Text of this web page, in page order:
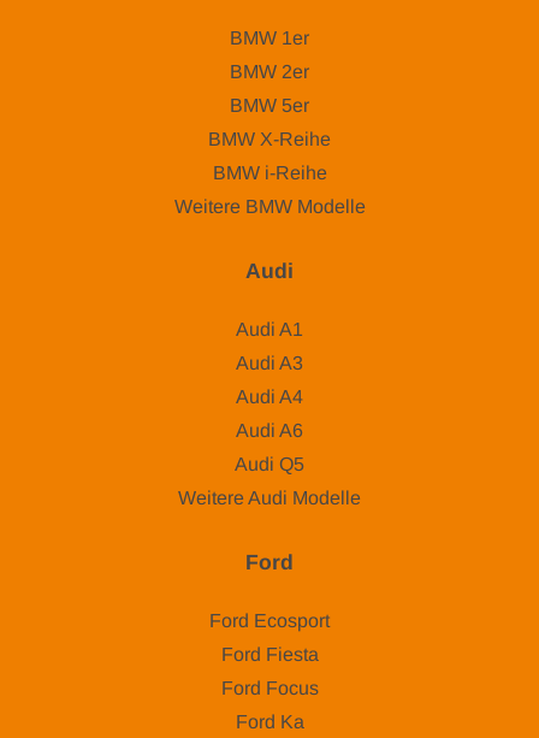
BMW 1er
BMW 2er
BMW 5er
BMW X-Reihe
BMW i-Reihe
Weitere BMW Modelle
Audi
Audi A1
Audi A3
Audi A4
Audi A6
Audi Q5
Weitere Audi Modelle
Ford
Ford Ecosport
Ford Fiesta
Ford Focus
Ford Ka